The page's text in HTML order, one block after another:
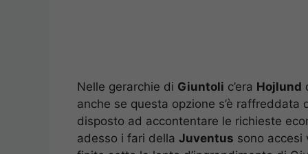
Nelle gerarchie di Giuntoli c’era Hojlund
anche se questa opzione s’è raffreddata
disposto ad accontentare le richieste
adesso i fari della Juventus sono accesi